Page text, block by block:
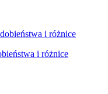
i różnice